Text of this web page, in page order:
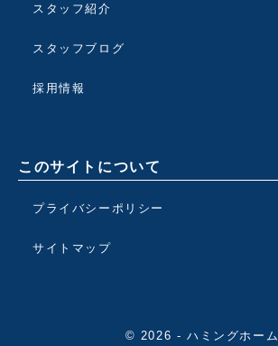
スタッフ紹介
スタッフブログ
採用情報
このサイトについて
プライバシーポリシー
サイトマップ
© 2026 - ハミングホーム